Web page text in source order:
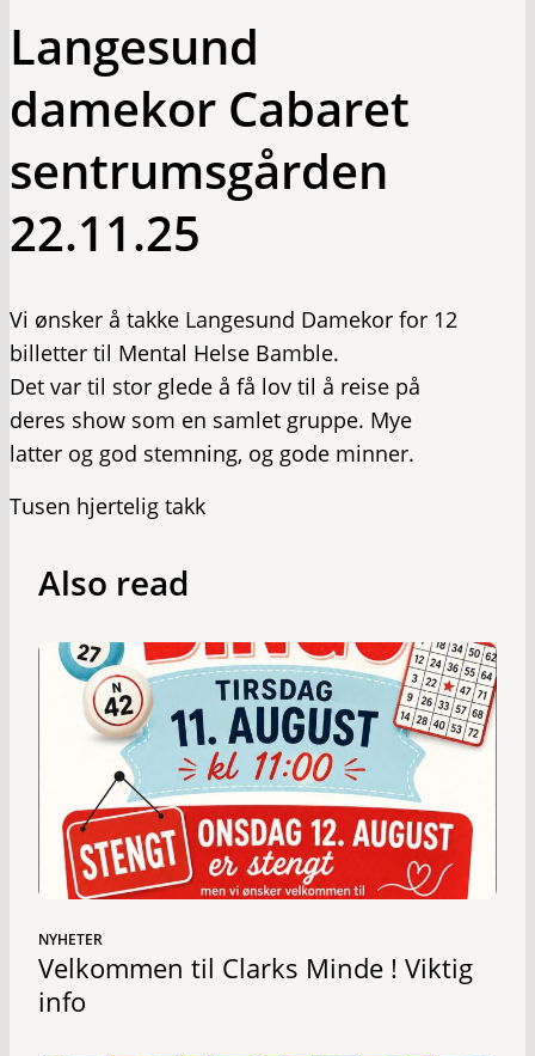
Langesund
damekor Cabaret
sentrumsgården
22.11.25
Vi ønsker å takke Langesund Damekor for 12
billetter til Mental Helse Bamble.
Det var til stor glede å få lov til å reise på
deres show som en samlet gruppe. Mye
latter og god stemning, og gode minner.
Tusen hjertelig takk
Also read
NYHETER
Velkommen til Clarks Minde ! Viktig
info